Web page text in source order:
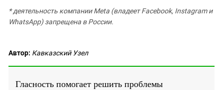
* деятельность компании Meta (владеет Facebook, Instagram и
WhatsApp) запрещена в России.
Автор: Кавказский Узел
Гласность помогает решить проблемы